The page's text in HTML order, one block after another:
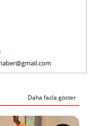
Daha fazla göster